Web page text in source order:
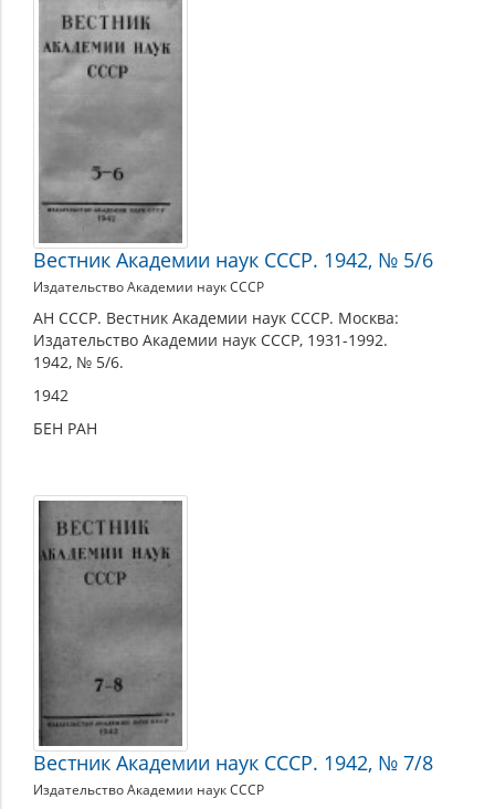
Вестник Академии наук СССР. 1942, № 5/6
Издательство Академии наук СССР
АН СССР. Вестник Академии наук СССР. Москва:
Издательство Академии наук СССР, 1931-1992.
1942, № 5/6.
1942
БЕН РАН
Вестник Академии наук СССР. 1942, № 7/8
Издательство Академии наук СССР